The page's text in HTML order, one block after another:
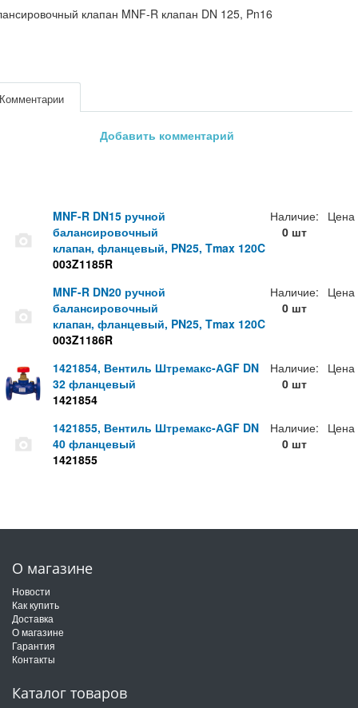
клапан MNF-R клапан DN 125, Pn16
Добавить комментарий
MNF-R DN15 ручной
балансировочный
клапан, фланцевый, PN25, Tmax 120C
003Z1185R
Наличие:
0 шт
Цена
MNF-R DN20 ручной
балансировочный
клапан, фланцевый, PN25, Tmax 120C
003Z1186R
Наличие:
0 шт
Цена
1421854, Вентиль Штремакс-АGF DN
32 фланцевый
1421854
Наличие:
0 шт
Цена
1421855, Вентиль Штремакс-АGF DN
40 фланцевый
1421855
Наличие:
0 шт
Цена
О магазине
Новости
Как купить
Доставка
О магазине
Гарантия
Контакты
Каталог товаров